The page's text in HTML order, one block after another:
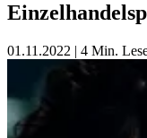
01.11.2022 | 4 Min.